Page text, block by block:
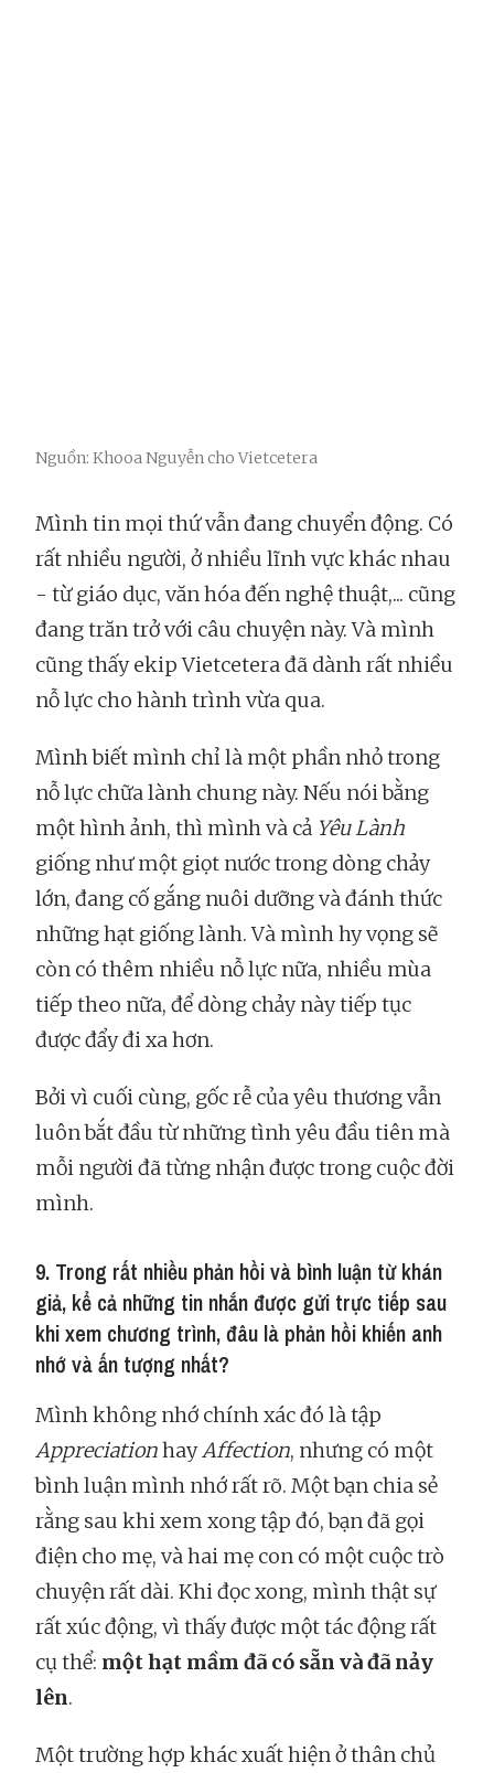
Nguồn: Khooa Nguyễn cho Vietcetera
Mình tin mọi thứ vẫn đang chuyển động. Có
rất nhiều người, ở nhiều lĩnh vực khác nhau
- từ giáo dục, văn hóa đến nghệ thuật,... cũng
đang trăn trở với câu chuyện này. Và mình
cũng thấy ekip Vietcetera đã dành rất nhiều
nỗ lực cho hành trình vừa qua.
Mình biết mình chỉ là một phần nhỏ trong
nỗ lực chữa lành chung này. Nếu nói bằng
một hình ảnh, thì mình và cả Yêu Lành
giống như một giọt nước trong dòng chảy
lớn, đang cố gắng nuôi dưỡng và đánh thức
những hạt giống lành. Và mình hy vọng sẽ
còn có thêm nhiều nỗ lực nữa, nhiều mùa
tiếp theo nữa, để dòng chảy này tiếp tục
được đẩy đi xa hơn.
Bởi vì cuối cùng, gốc rễ của yêu thương vẫn
luôn bắt đầu từ những tình yêu đầu tiên mà
mỗi người đã từng nhận được trong cuộc đời
mình.
9. Trong rất nhiều phản hồi và bình luận từ khán
giả, kể cả những tin nhắn được gửi trực tiếp sau
khi xem chương trình, đâu là phản hồi khiến anh
nhớ và ấn tượng nhất?
Mình không nhớ chính xác đó là tập
AppreciationhayAffection, nhưng có một
bình luận mình nhớ rất rõ. Một bạn chia sẻ
rằng sau khi xem xong tập đó, bạn đã gọi
điện cho mẹ, và hai mẹ con có một cuộc trò
chuyện rất dài. Khi đọc xong, mình thật sự
rất xúc động, vì thấy được một tác động rất
cụ thể: một hạt mầm đã có sẵn và đã nảy
lên.
Một trường hợp khác xuất hiện ở thân chủ